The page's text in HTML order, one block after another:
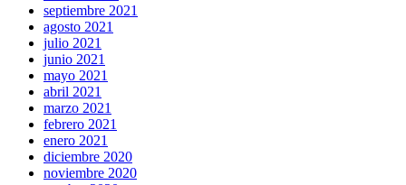
septiembre 2021
agosto 2021
julio 2021
junio 2021
mayo 2021
abril 2021
marzo 2021
febrero 2021
enero 2021
diciembre 2020
noviembre 2020